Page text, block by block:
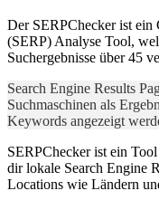
Der SERPChecker ist ein
(SERP) Analyse Tool,
Suchergebnisse über 45
Search Engine Results
Suchmaschinen als
Keywords angezeigt
SERPChecker ist ein Tool
dir lokale Search Engine
Locations wie Ländern